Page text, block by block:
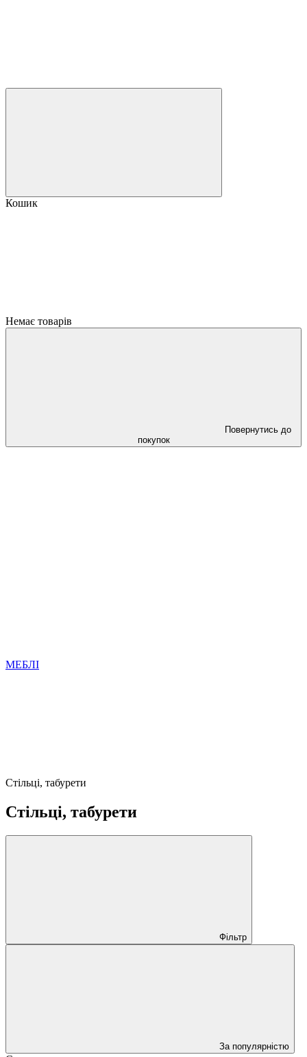
Кошик
Немає товарів
Повернутись до
покупок
МЕБЛІ
Стільці, табурети
Стільці, табурети
Фільтр
За популярністю